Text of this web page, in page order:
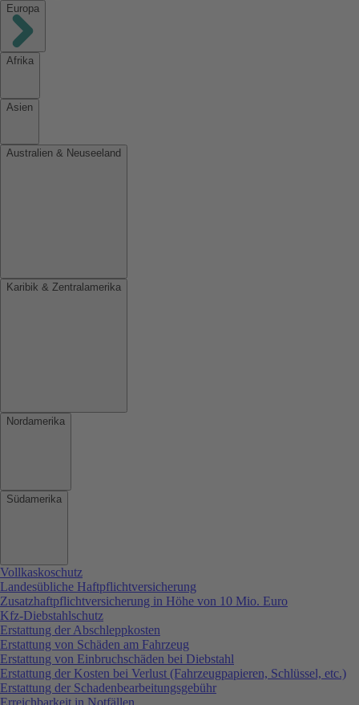
Europa
Afrika
Asien
Australien & Neuseeland
Karibik & Zentralamerika
Nordamerika
Südamerika
Vollkaskoschutz
Landesübliche Haftpflichtversicherung
Zusatzhaftpflichtversicherung in Höhe von 10 Mio. Euro
Kfz-Diebstahlschutz
Erstattung der Abschleppkosten
Erstattung von Schäden am Fahrzeug
Erstattung von Einbruchschäden bei Diebstahl
Erstattung der Kosten bei Verlust (Fahrzeugpapieren, Schlüssel, etc.)
Erstattung der Schadenbearbeitungsgebühr
Erreichbarkeit in Notfällen